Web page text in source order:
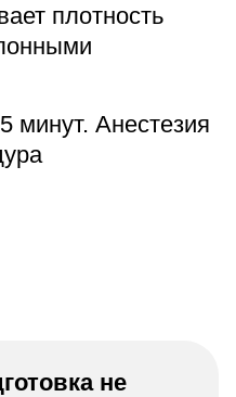
плотность
минут. Анестезия
не